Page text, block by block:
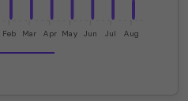
Feb Mar Apr May Jun Jul Aug